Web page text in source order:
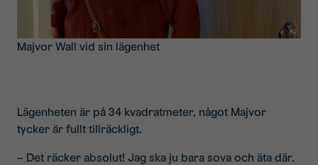
Majvor Wall vid sin lägenhet
Lägenheten är på 34 kvadratmeter, något Majvor
tycker är fullt tillräckligt.
– Det räcker absolut! Jag ska ju bara sova och äta där.